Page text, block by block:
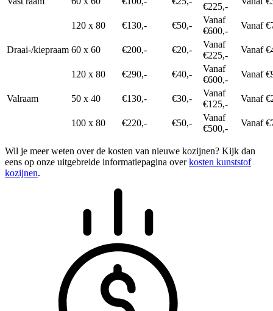
€225,-
120 x 80 €130,- €50,-
Vanaf
€600,-
Vanaf
Draai-/kiepraam 60 x 60 €200,- €20,-
Vanaf
€225,-
Vanaf
120 x 80 €290,- €40,-
Vanaf
€600,-
Vanaf
Valraam 50 x 40 €130,- €30,-
Vanaf
€125,-
Vanaf
100 x 80 €220,- €50,-
Vanaf
€500,-
Vanaf
Wil je meer weten over de kosten van nieuwe kozijnen? Kijk dan
eens op onze uitgebreide informatiepagina overkosten kunststof
kozijnen.